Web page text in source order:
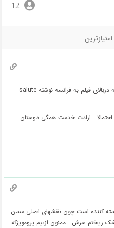
12
درضمن اسم فیلم هست سلام برعشق اونچه دربالای فیلم به فرانسه نوشته salute
احتمالا… ارادت خدمت همگی دوستان
کننده است چون نقشهای اصلی مسن
ریختم سرش… ممنون ازتیم پرومویزکه